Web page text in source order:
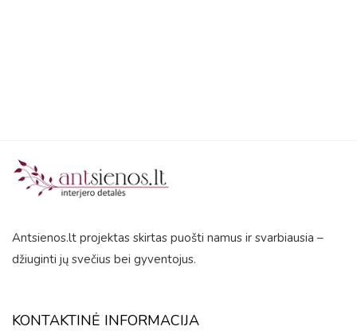
Antsienos.lt projektas skirtas puošti namus ir svarbiausia –
džiuginti jų svečius bei gyventojus.
KONTAKTINĖ INFORMACIJA